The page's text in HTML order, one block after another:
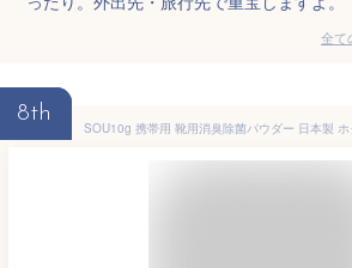
全て
8th